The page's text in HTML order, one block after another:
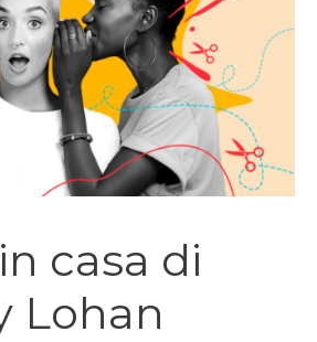
casa di
Lohan